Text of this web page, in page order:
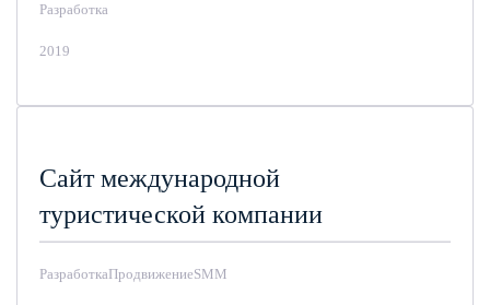
Разработка
2019
Сайт международной
туристической компании
РазработкаПродвижениеSMM